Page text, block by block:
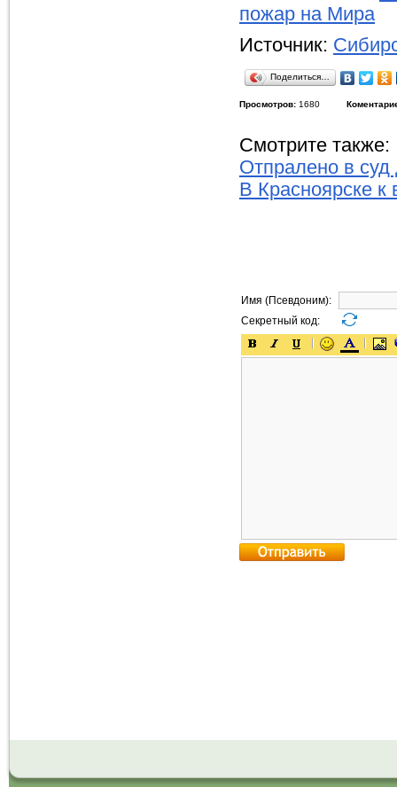
пожар на Мира
Источник:
Поделиться…
Просмотров: 1680
Смотрите также:
Отпралено в
В Красноярске
Имя (Псевдоним):
Секретный код: